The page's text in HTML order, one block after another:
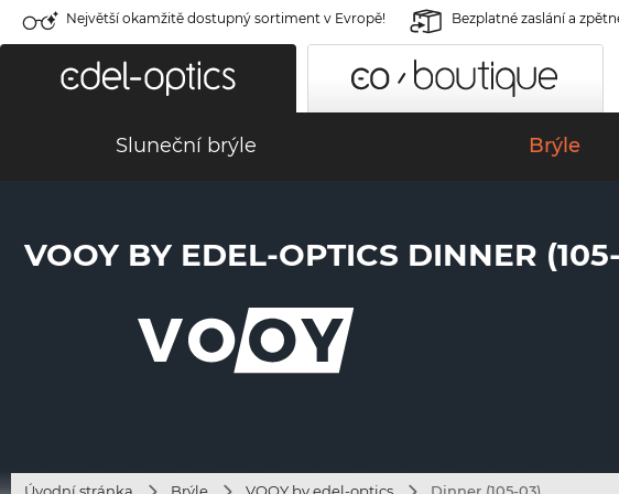
Největší okamžitě dostupný sortiment v Evropě! Bezplatné zaslání a
Sluneční brýle Brýle
VOOY BY EDEL-OPTICS DINNER